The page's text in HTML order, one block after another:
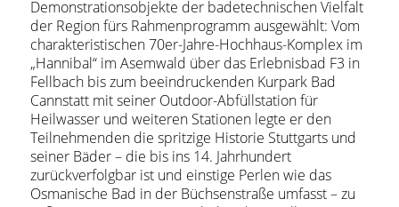
Demonstrationsobjekte der badetechnischen Vielfalt
der Region fürs Rahmenprogramm ausgewählt: Vom
charakteristischen 70er-Jahre-Hochhaus-Komplex im
„Hannibal“ im Asemwald über das Erlebnisbad F3 in
Fellbach bis zum beeindruckenden Kurpark Bad
Cannstatt mit seiner Outdoor-Abfüllstation für
Heilwasser und weiteren Stationen legte er den
Teilnehmenden die spritzige Historie Stuttgarts und
seiner Bäder – die bis ins 14. Jahrhundert
zurückverfolgbar ist und einstige Perlen wie das
Osmanische Bad in der Büchsenstraße umfasst – zu